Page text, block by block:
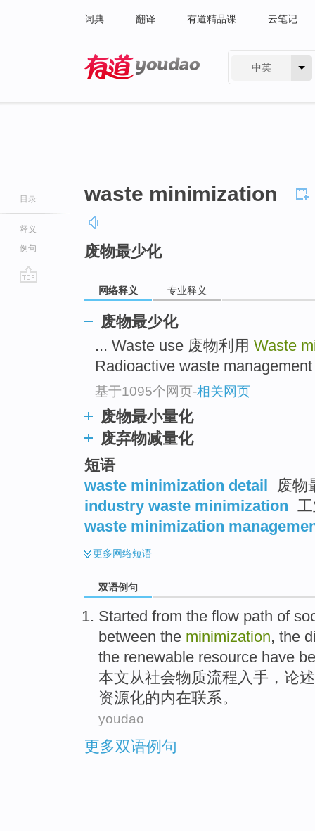
词典 翻译 有道精品课 云笔记
中英
目录
释义
例句
waste minimization
废物最少化
网络释义 专业释义
废物最少化
... Waste use 废物利用 Waste
Radioactive waste
基于1095个网页-相关网页
废物最小量化
废弃物减量化
短语
waste minimization detail
废物
industry waste minimization
waste minimization
更多网络短语
双语例句
Started from the flow path of
between the minimization, the
the renewable resource have
本文从社会物质流程入手 ，论
资源化的内在联系。
youdao
更多双语例句